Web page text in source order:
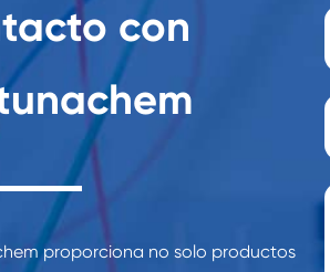
con
proporciona no solo productos